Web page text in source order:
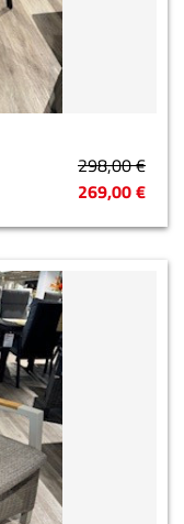
298,00 €
269,00 €